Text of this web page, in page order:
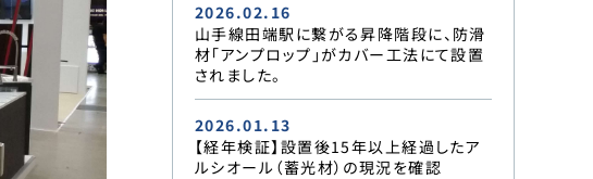
2026.02.16
山手線田端駅に繋がる昇降階段に、防滑
材「アンプロップ」がカバー工法にて設置
されました。
2026.01.13
【経年検証】設置後15年以上経過したア
ルシオール（蓄光材）の現況を確認